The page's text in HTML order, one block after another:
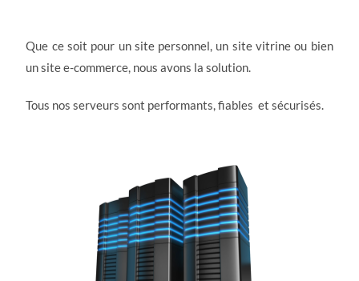
Que ce soit pour un site personnel, un site vitrine ou bien
un site e-commerce, nous avons la solution.
Tous nos serveurs sont performants, fiables et sécurisés.